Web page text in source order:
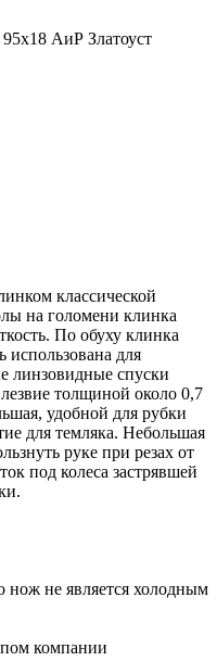
АиР Златоуст
классической
на голомени клинка
По обуху клинка
использована для
линзовидные спуски
толщиной около 0,7
удобной для рубки
для темляка. Небольшая
руке при резах от
под колеса застрявшей
нож не является холодным
компании